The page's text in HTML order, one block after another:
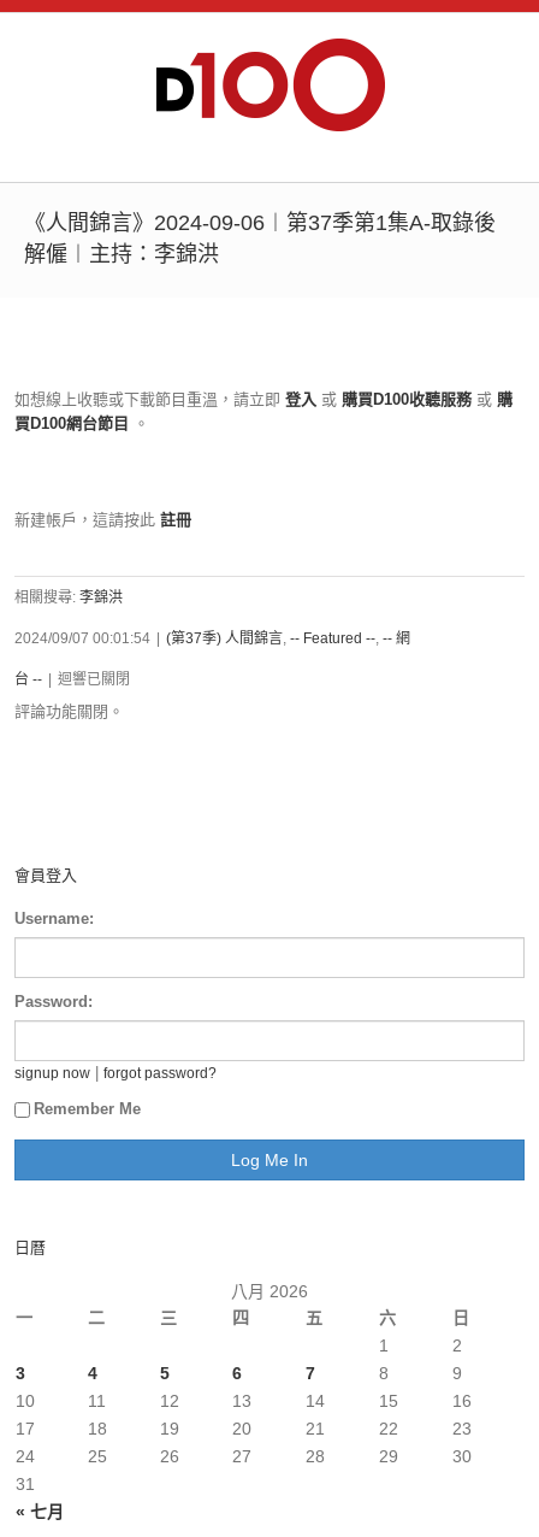
《人間錦言》2024-09-06︱第37季第1集A-取錄後
解僱︱主持：李錦洪
如想線上收聽或下載節目重溫，請立即 登入 或 購買D100收聽服務 或 購
買D100網台節目
。
新建帳戶，這請按此 註冊
相關搜尋: 李錦洪
2024/09/07 00:01:54 (第37季) 人間錦言, -- Featured --, -- 網
台 -- 迴響已關閉
評論功能關閉。
會員登入
Username:
Password:
signup now forgot password?
Remember Me
日曆
八月 2026
一
二 三 四 五 六 日
« 七月
1
2
3
4 5 6 7 8
9
10
11 12 13 14 15
16
17
18 19 20 21 22
23
24
25 26 27 28 29
30
31